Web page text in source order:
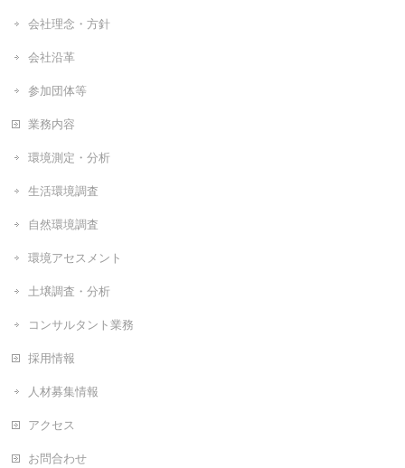
会社理念・方針
会社沿革
参加団体等
業務内容
環境測定・分析
生活環境調査
自然環境調査
環境アセスメント
土壌調査・分析
コンサルタント業務
採用情報
人材募集情報
アクセス
お問合わせ